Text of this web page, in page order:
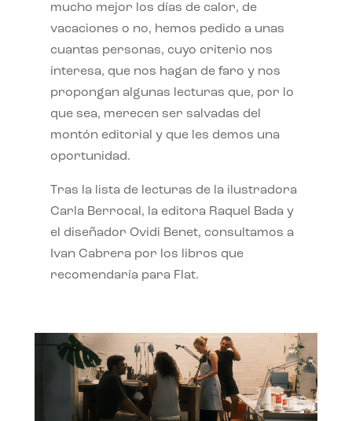
mucho mejor los días de calor, de
vacaciones o no, hemos pedido a unas
cuantas personas, cuyo criterio nos
interesa, que nos hagan de faro y nos
propongan algunas lecturas que, por lo
que sea, merecen ser salvadas del
montón editorial y que les demos una
oportunidad.
Tras la lista de lecturas de la ilustradora
Carla Berrocal, la editora Raquel Bada y
el diseñador Ovidi Benet, consultamos a
Ivan Cabrera por los libros que
recomendaría para Flat.